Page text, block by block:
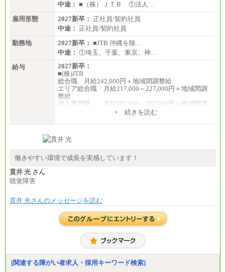
中途： ■（株）ＪＴＢ ①法人…
雇用形態
2027新卒： 正社員/契約社員
中途： 正社員/契約社員
勤務地
2027新卒： ■JTB 沖縄を除…
中途： ①埼玉、千葉、東京、神…
給与
2027新卒：
■(株)JTB
総合職 月給242,000円＋地域間調整給
エリア総合職 月給217,000～227,000円＋地域間調
整給
個人専門職 月給202,000～202,000円＋地域間調
総合職 月給208,000～235,000円
※詳細はJTBキャリアサイトよりご確認ください。
総合職 月給220,000～230,000円＋地域間調整給
整給
※詳細はJTBキャリアサイトよりご確認ください。
■(株)JTBコミュニケーションデザイン
総合職 月給230,000円
みなし残業手当：20,000円（一律支給）※みなし
残業手当の残業時間は10.43時間。
+ 続きを読む
働きやすい環境で成長を実感しています！
貫井 光 さん
聴覚障害
貫井 光さんのメッセージを読む
[関連する障がい者求人・採用キーワード検索]